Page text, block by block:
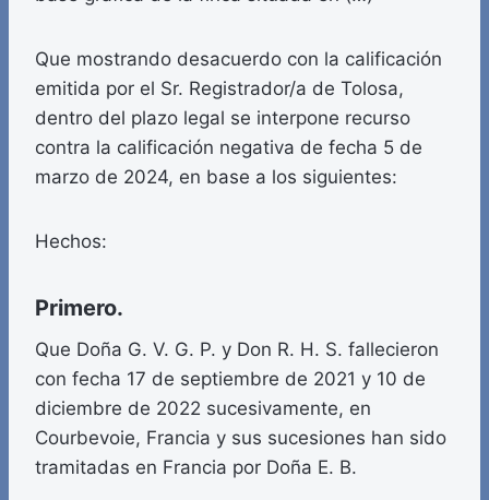
Que mostrando desacuerdo con la calificación
emitida por el Sr. Registrador/a de Tolosa,
dentro del plazo legal se interpone recurso
contra la calificación negativa de fecha 5 de
marzo de 2024, en base a los siguientes:
Hechos:
Primero.
Que Doña G. V. G. P. y Don R. H. S. fallecieron
con fecha 17 de septiembre de 2021 y 10 de
diciembre de 2022 sucesivamente, en
Courbevoie, Francia y sus sucesiones han sido
tramitadas en Francia por Doña E. B.